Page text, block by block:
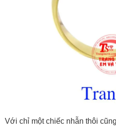
Với chỉ một chiếc nhẫn thôi